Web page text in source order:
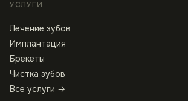
УСЛУГИ
Лечение зубов
Имплантация
Брекеты
Чистка зубов
Все услуги →